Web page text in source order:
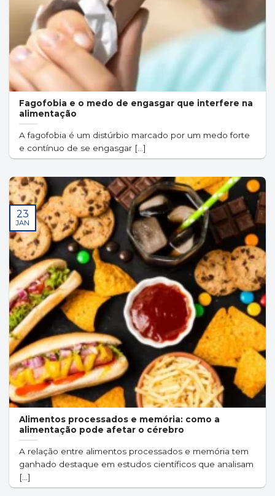
Fagofobia e o medo de engasgar que interfere na
alimentação
A fagofobia é um distúrbio marcado por um medo forte
e contínuo de se engasgar [...]
Alimentos processados e memória: como a
alimentação pode afetar o cérebro
A relação entre alimentos processados e memória tem
ganhado destaque em estudos científicos que analisam
[...]
23
JAN